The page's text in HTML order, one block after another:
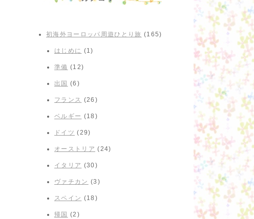
初海外ヨーロッパ周遊ひとり旅 (165)
はじめに (1)
準備 (12)
出国 (6)
フランス (26)
ベルギー (18)
ドイツ (29)
オーストリア (24)
イタリア (30)
ヴァチカン (3)
スペイン (18)
帰国 (2)